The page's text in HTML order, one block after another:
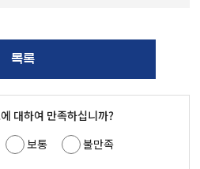
목록
대하여 만족하십니까?
보통
불만족